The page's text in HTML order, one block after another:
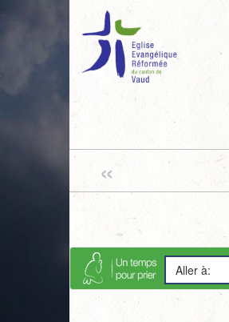
«
Aller à: